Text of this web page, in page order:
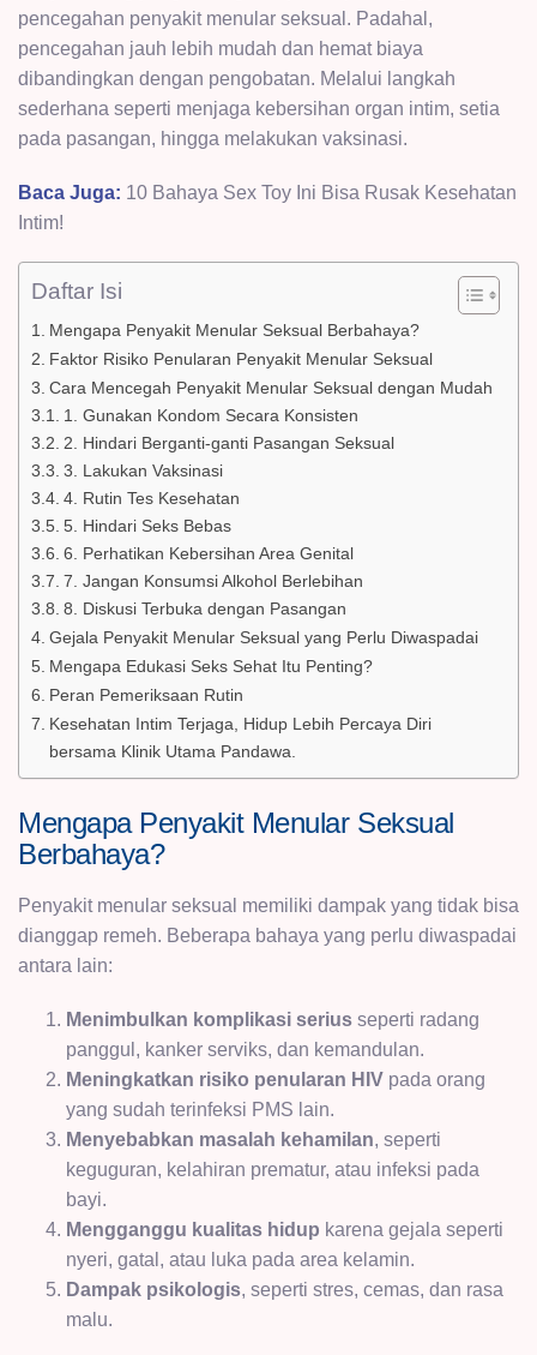
pencegahan penyakit menular seksual. Padahal,
pencegahan jauh lebih mudah dan hemat biaya
dibandingkan dengan pengobatan. Melalui langkah
sederhana seperti menjaga kebersihan organ intim, setia
pada pasangan, hingga melakukan vaksinasi.
Baca Juga: 10 Bahaya Sex Toy Ini Bisa Rusak Kesehatan
Intim!
Daftar Isi
Mengapa Penyakit Menular Seksual Berbahaya?
Faktor Risiko Penularan Penyakit Menular Seksual
Cara Mencegah Penyakit Menular Seksual dengan Mudah
1. Gunakan Kondom Secara Konsisten
2. Hindari Berganti-ganti Pasangan Seksual
3. Lakukan Vaksinasi
4. Rutin Tes Kesehatan
5. Hindari Seks Bebas
6. Perhatikan Kebersihan Area Genital
7. Jangan Konsumsi Alkohol Berlebihan
8. Diskusi Terbuka dengan Pasangan
Gejala Penyakit Menular Seksual yang Perlu Diwaspadai
Mengapa Edukasi Seks Sehat Itu Penting?
Peran Pemeriksaan Rutin
Kesehatan Intim Terjaga, Hidup Lebih Percaya Diri
bersama Klinik Utama Pandawa.
Mengapa Penyakit Menular Seksual
Berbahaya?
Penyakit menular seksual memiliki dampak yang tidak bisa
dianggap remeh. Beberapa bahaya yang perlu diwaspadai
antara lain:
Menimbulkan komplikasi serius seperti radang
panggul, kanker serviks, dan kemandulan.
Meningkatkan risiko penularan HIV pada orang
yang sudah terinfeksi PMS lain.
Menyebabkan masalah kehamilan, seperti
keguguran, kelahiran prematur, atau infeksi pada
bayi.
Mengganggu kualitas hidup karena gejala seperti
nyeri, gatal, atau luka pada area kelamin.
Dampak psikologis, seperti stres, cemas, dan rasa
malu.